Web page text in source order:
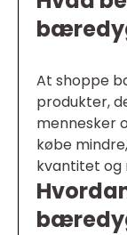
At shoppe
produkter,
mennesker
købe
kvantitet og